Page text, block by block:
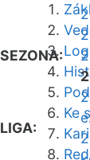
Ke
SEZONA:
LIGA: